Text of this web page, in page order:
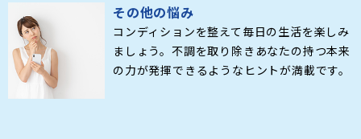
その他の悩み
コンディションを整えて毎日の生活を楽しみ
ましょう。不調を取り除きあなたの持つ本来
の力が発揮できるようなヒントが満載です。